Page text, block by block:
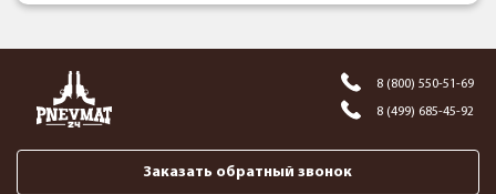
8 (800) 550-51-69
8 (499) 685-45-92
Заказать обратный звонок